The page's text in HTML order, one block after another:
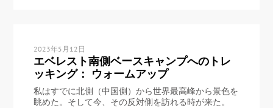
2023年5月12日
エベレスト南側ベースキャンプへのトレ
ッキング： ウォームアップ
私はすでに北側（中国側）から世界最高峰から景色を
眺めた。そして今、その反対側を訪れる時が来た。